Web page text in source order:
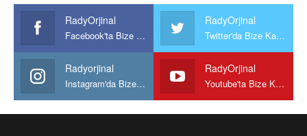
RadyOrjinal
Facebook'ta Bize Katılın
RadyOrjinal
Twitter'da Bize Katılın
Radyorjinal
Instagram'da Bize katılın
RadyOrjinal
Youtube'ta Bize Katılın